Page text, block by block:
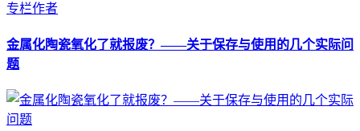
专栏作者
金属化陶瓷氧化了就报废？——关于保存与使用的几个实际问
题